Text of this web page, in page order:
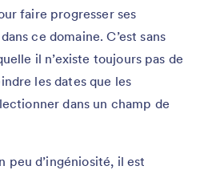
faire progresser ses
ce domaine. C’est sans
il n’existe toujours pas de
les dates que les
dans un champ de
peu d’ingéniosité, il est